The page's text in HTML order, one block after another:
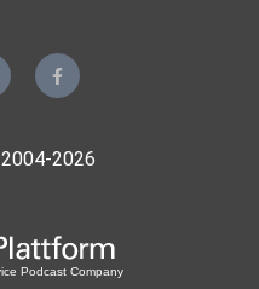
2026